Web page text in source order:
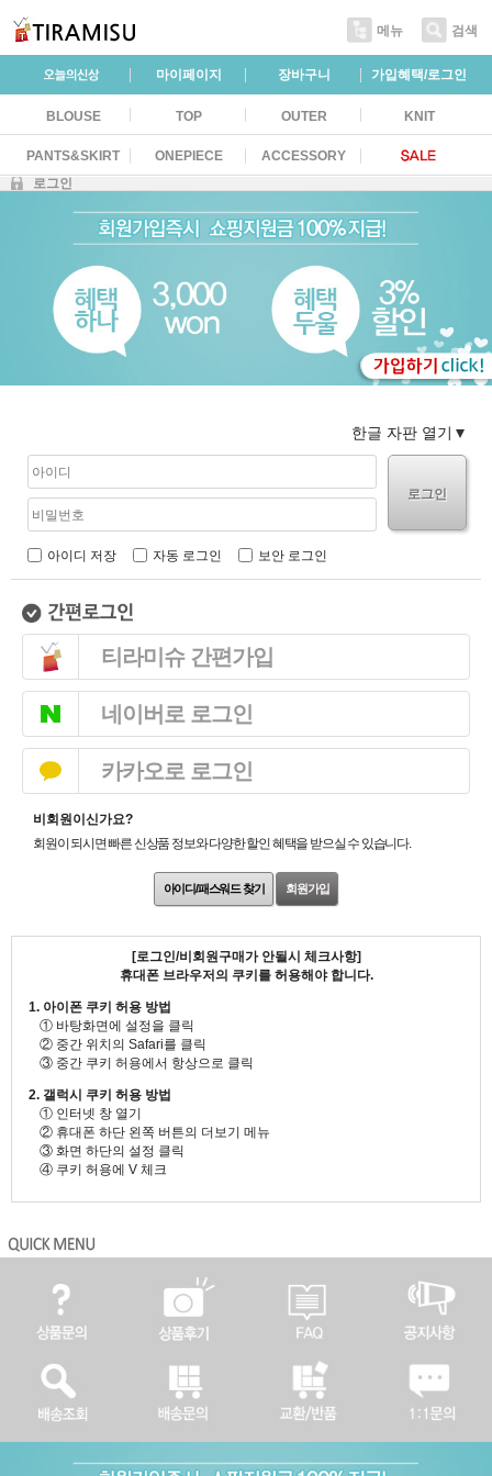
메뉴 검색
마이페이지 장바구니 가입혜택/로그인
BLOUSE TOP OUTER KNIT
PANTS&SKIRT ONEPIECE
ACCESSORY
로그인
한글 자판 열기
로그인
아이디 저장 자동 로그인 보안 로그인
티라미슈 간편가입
네이버로 로그인
카카오로 로그인
비회원이신가요?
회원이 되시면 빠른 신상품 정보와 다양한 할인 혜택을 받으실 수 있습니다.
아이디/패스워드 찾기 회원가입
[로그인/비회원구매가 안될시 체크사항]
휴대폰 브라우저의 쿠키를 허용해야 합니다.
1. 아이폰 쿠키 허용 방법
① 바탕화면에 설정을 클릭
② 중간 위치의 Safari를 클릭
③ 중간 쿠키 허용에서 항상으로 클릭
2. 갤럭시 쿠키 허용 방법
① 인터넷 창 열기
② 휴대폰 하단 왼쪽 버튼의 더보기 메뉴
③ 화면 하단의 설정 클릭
④ 쿠키 허용에 V 체크